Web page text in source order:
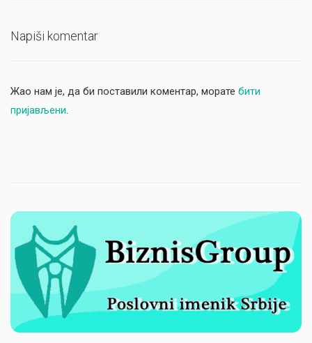
Napiši komentar
Жао нам је, да би поставили коментар, морате бити
пријављени.